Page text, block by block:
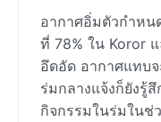
อากาศอิ่มตัวกำหน
ที่ 78% ใน Koror
อึดอัด อากาศแทบ
ร่มกลางแจ้งก็ยังรู้
กิจกรรมในร่มในช่